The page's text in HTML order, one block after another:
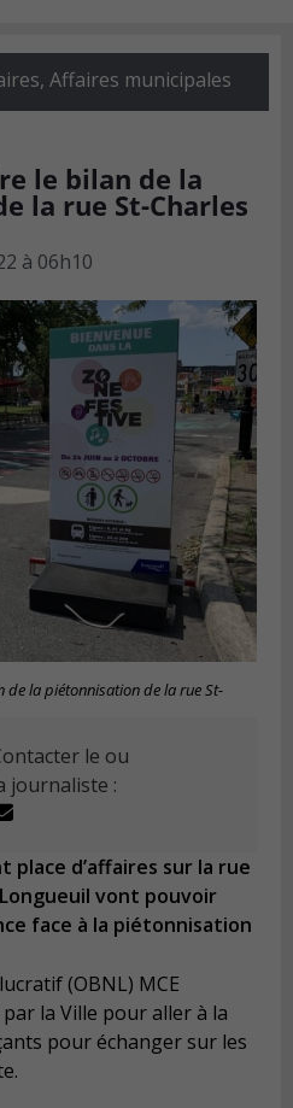
, Affaires municipales
le bilan de la
la rue St-Charles
à 06h10
de la piétonnisation de la rue St-
le ou
journaliste :
place d’affaires sur la rue
vont pouvoir
face à la piétonnisation
(OBNL) MCE
la Ville pour aller à la
pour échanger sur les